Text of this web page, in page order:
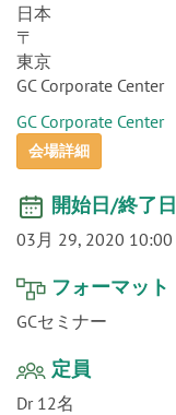
日本
〒
東京
GC Corporate Center
GC Corporate Center
会場詳細
開始日/終了日
03月 29, 2020 10:00
フォーマット
GCセミナー
定員
Dr 12名